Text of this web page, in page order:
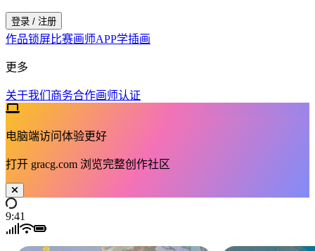
登录 / 注册
作品锁屏比赛画师APP学插画
更多
关于我们 商务合作画师认证
电脑端访问体验更好
打开 gracg.com 浏览完整创作社区
9:41